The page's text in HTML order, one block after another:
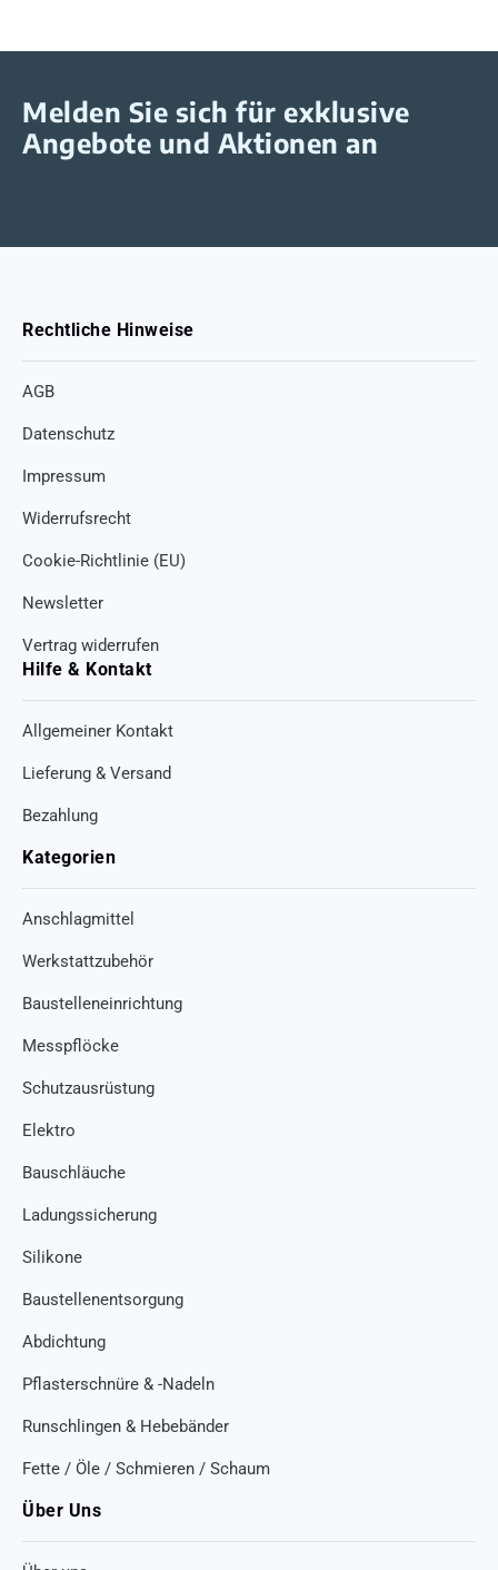
Melden Sie sich für exklusive
Angebote und Aktionen an
Rechtliche Hinweise
AGB
Datenschutz
Impressum
Widerrufsrecht
Cookie-Richtlinie (EU)
Newsletter
Vertrag widerrufen
Hilfe & Kontakt
Allgemeiner Kontakt
Lieferung & Versand
Bezahlung
Kategorien
Anschlagmittel
Werkstattzubehör
Baustelleneinrichtung
Messpflöcke
Schutzausrüstung
Elektro
Bauschläuche
Ladungssicherung
Silikone
Baustellenentsorgung
Abdichtung
Pflasterschnüre & -Nadeln
Runschlingen & Hebebänder
Fette / Öle / Schmieren / Schaum
Über Uns